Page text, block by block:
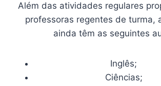
Além das atividades regulares
professoras regentes de turma,
ainda têm as seguintes
Inglês;
Ciências;